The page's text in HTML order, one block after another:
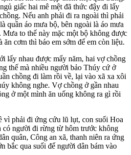
giấc hai mê mệt đã thức đậy đi lấy
Nếu anh phải đi ra ngoài thì phải
quần áo mưa bộ, bên ngoài là áo mưa
to thế này mặc một bộ không được
cơm thì báo em sớm để em còn liệu.
lấy nhau được mấy năm, hai vợ chồng
thế mà nhiều người bảo Thúy cứ ở
chồng đi làm rồi về, lại vào xã xa xôi
không nghe. Vợ chồng ở gần nhau
ở một mình ăn uống không ra gì rồi
vì phải đi ứng cứu lũ lụt, con suối Hoa
có người đi rừng từ hôm trước không
quân, Công an xã, thanh niên ra ứng
bắc qua suối để người dân bám vào